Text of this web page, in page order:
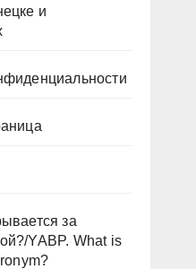
и
за
YABP. What is